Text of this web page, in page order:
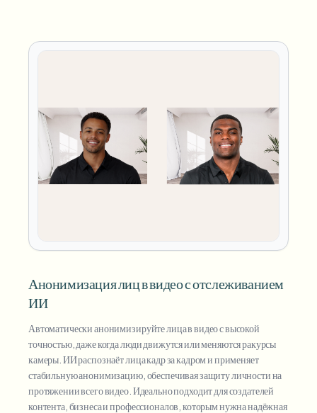
Анонимизация лиц в видео с отслеживанием
ИИ
Автоматически анонимизируйте лица в видео с высокой
точностью, даже когда люди движутся или меняются ракурсы
камеры. ИИ распознаёт лица кадр за кадром и применяет
стабильную анонимизацию, обеспечивая защиту личности на
протяжении всего видео. Идеально подходит для создателей
контента, бизнеса и профессионалов, которым нужна надёжная